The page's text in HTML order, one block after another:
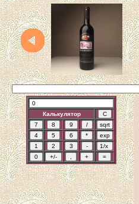
Калькулятор